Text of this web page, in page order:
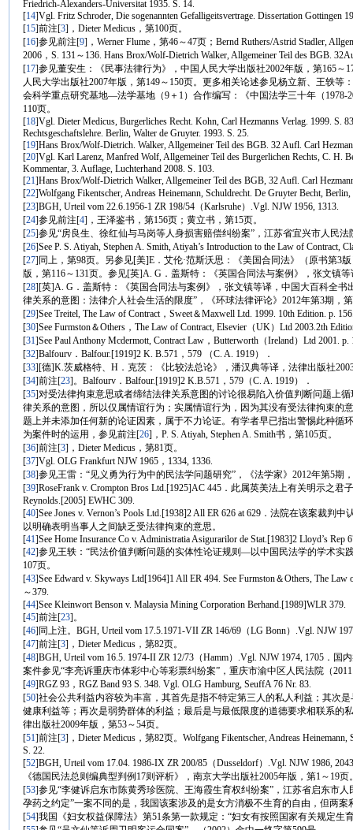
Friedrich-Alexanders-Universitat 1935. S. 14.
[14]Vgl. Fritz Schroder, Die sogenannten Gefalligeitsvertrage. Dissertation Gottingen
[15]前注[3]，Dieter Medicus，第100页。
[16]参见前注[9]，Werner Flume，第46～47页；Bernd Ruthers/Astrid Stadler,
2006，S. 131～136. Hans Brox/Wolf-Dietrich Walker, Allgemeiner Teil des BGB.
[17]参见董安生：《民事法律行为》，中国人民大学出版社2002年版，第165
人民大学出版社2007年版，第149～150页。更多相关论述参见杨立新、王轶等
会科学重点研究基地—法学基地（9＋1）合作编写：《中国法学三十年（1978-
110页。
[18]Vgl. Dieter Medicus, Burgerliches Recht. Kohn, Carl Hezmanns Verlag. 1999. S.
Rechtsgeschaftslehre. Berlin, Walter de Gruyter. 1993. S. 25.
[19]Hans Brox/Wolf-Dietrich. Walker, Allgemeiner Teil des BGB. 32 Aufl. Carl
[20]Vgl. Karl Larenz, Manfred Wolf, Allgemeiner Teil des Burgerlichen Rechts, C. H.
Kommentar, 3. Auflage, Luchterhand 2008. S. 103.
[21]Hans Brox/Wolf-Dietrich Walker, Allgemeiner Teil des BGB, 32 Aufl. Carl
[22]Wolfgang Fikentscher, Andreas Heinemann, Schuldrecht. De Gruyter Becht,
[23]BGH, Urteil vom 22.6.1956-1 ZR 198/54（Karlsruhe）.Vgl. NJW 1956, 1313.
[24]参见前注[4]，王泽鉴书，第156页；黄立书，第15页。
[25]参见“房良生、徐红仙与马岗等人身损害赔偿纠纷案”，江苏省宜兴市人民法
[26]See P. S. Atiyah, Stephen A. Smith, Atiyah’s Introduction to the Law of Contract,
[27]同上，第98页。另参见[美]E．艾伦·范斯沃思：《美国合同法》（原书第3
版，第116～131页。参见[英]A. G．盖斯特：《英国合同法与案例》，张文镇
[28][英]A. G．盖斯特：《英国合同法与案例》，张文镇等译，中国大百科全书
律关系的意图：法律介人社会生活的限度”，《环球法律评论》2012年第3期，
[29]See Treitel, The Law of Contract，Sweet＆Maxwell Ltd. 1999. 10th Edition. p.
[30]See Furmston＆Others，The Law of Contract, Elsevier（UK）Ltd 2003.2th
[31]See Paul Anthony Mcdermott, Contract Law，Butterworth（Ireland）Ltd 2001. p.
[32]Balfourv．Balfour.[1919]2 K. B.571，579 （C. A. 1919）．
[33][德]K.茨威格特、H．克茨：《比较法总论》，潘汉典等译，法律出版社
[34]前注[23]。Balfourv．Balfour.[1919]2 K.B.571，579（C. A. 1919）．
[35]对受法律拘束意思或者缔结法律关系意图的讨论很易陷入价值判断问题上
律关系的意图，所以仅属情谊行为；实属情谊行为，因为其没有受法律拘束的
题上并未添加任何新的论证因素，属于不力论证。有学者早已指出警惕此种循
为案件时的运用，参见前注[26]，P. S. Atiyah, Stephen A. Smith书，第105页。
[36]前注[3]，Dieter Medicus，第81页。
[37]Vgl. OLG Frankfurt NJW 1965，1334, 1336.
[38]参见王雷：“见义勇为行为中的民法学问题研究”，《法学家》2012年第5期
[39]RoseFrank v. Crompton Bros Ltd.[1925]AC 445．此属英美法上有关明示之君
Reynolds.[2005] EWHC 309.
[40]See Jones v. Vernon’s Pools Ltd.[1938]2 All ER 626 at 629．法院在该案裁判
以明确表明当事人之间缺乏受法律拘束的意思。
[41]See Home Insurance Co v. Administratia Asigurarilor de Stat.[1983]2 Lloyd’s Rep
[42]参见王轶：“民法价值判断问题的实体性论证规则—以中国民法学的学术实
107页。
[43]See Edward v. Skyways Ltd[1964]1 All ER 494. See Furmston＆Others, The
～379.
[44]See Kleinwort Benson v. Malaysia Mining Corporation Berhand.[1989]WLR 379.
[45]前注[23]。
[46]同上注。BGH, Urteil vom 17.5.1971-VII ZR 146/69（LG Bonn）.Vgl. NJW
[47]前注[3]，Dieter Medicus，第82页。
[48]BGH, Urteil vom 16.5. 1974-II ZR 12/73（Hamm）.Vgl. NJW 1974, 1705．
案件参见“李亮诉重庆市体彩中心等彩票纠纷案”，重庆市渝中区人民法院（
[49]RGZ 93，RGZ Band 93 S. 348. Vgl. OLG Hamburg, SeuffA 76 Nr. 83.
[50]社会公共利益内容较为丰富，其首先是指不特定第三人的私人利益；其次
健康利益等；再次是弱势群体的利益；最后是与最低限度的道德要求相联系的
律出版社2009年版，第53～54页。
[51]前注[3]，Dieter Medicus，第82页。Wolfgang Fikentscher, Andreas
S. 22.
[52]BGH, Urteil vom 17.04. 1986-IX ZR 200/85（Dusseldorf）.Vgl. NJW 1986,
《德国民法总则编典型判例17则评析》，南京大学出版社2005年版，第1～19页
[53]参见“李健诉启东市陈黄秀珍医院、王海霞生育权纠纷案”，江苏省启东市
孕药之约定”一案不同的是，我国该案涉及的是女方消极不生育的自由，但两案
[54]我国《妇女权益保障法》第51条第一款规定：“妇女有按照国家有关规定生